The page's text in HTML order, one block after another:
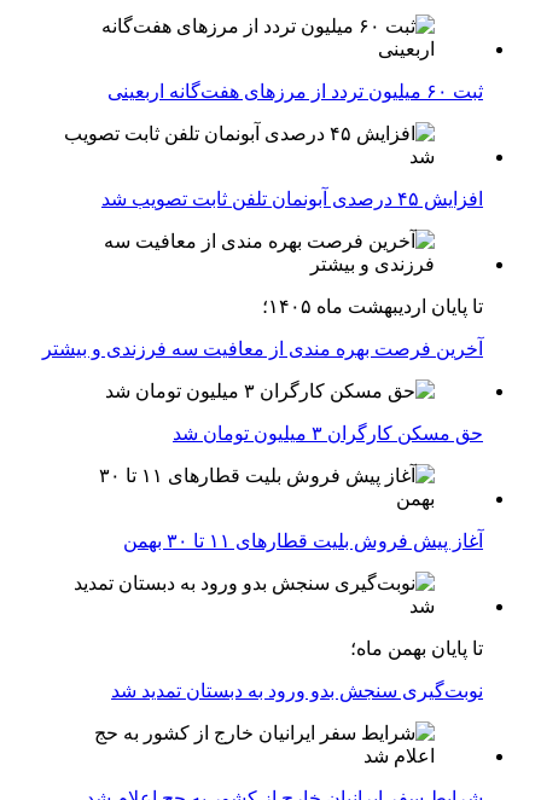
ثبت ۶۰ میلیون تردد از مرزهای هفت‌گانه اربعینی
افزایش ۴۵ درصدی آبونمان تلفن ثابت تصویب شد
تا پایان اردیبهشت ماه ۱۴۰۵؛
آخرین فرصت بهره مندی از معافیت سه فرزندی و بیشتر
حق مسکن کارگران ۳ میلیون تومان شد
آغاز پیش فروش بلیت‌ قطارهای ۱۱ تا ۳۰ بهمن
تا پایان بهمن ماه؛
نوبت‌گیری سنجش بدو ورود به دبستان تمدید شد